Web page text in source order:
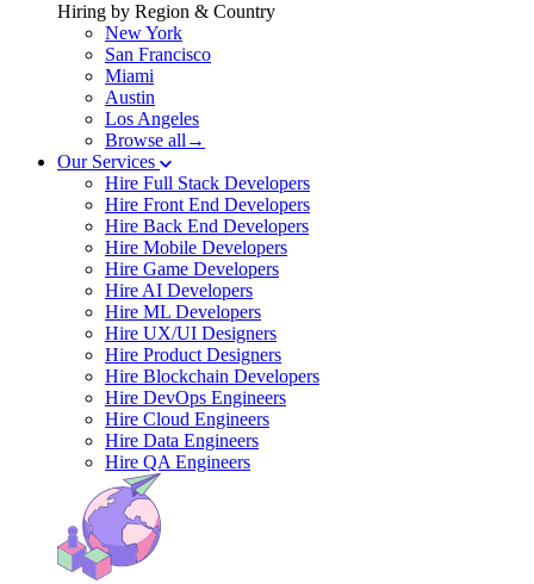
Hiring by Region & Country
New York
San Francisco
Miami
Austin
Los Angeles
Browse all→
Our Services
Hire Full Stack Developers
Hire Front End Developers
Hire Back End Developers
Hire Mobile Developers
Hire Game Developers
Hire AI Developers
Hire ML Developers
Hire UX/UI Designers
Hire Product Designers
Hire Blockchain Developers
Hire DevOps Engineers
Hire Cloud Engineers
Hire Data Engineers
Hire QA Engineers